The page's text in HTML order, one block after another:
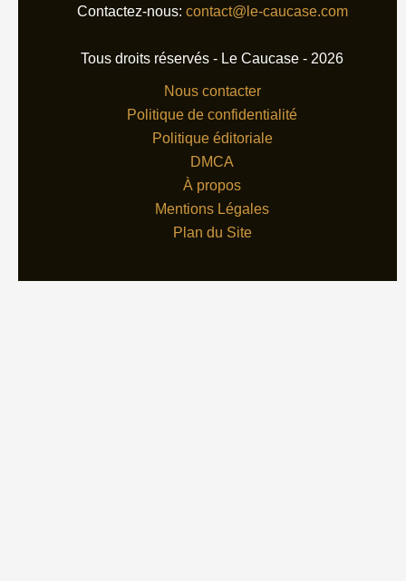
Contactez-nous: contact@le-caucase.com
Tous droits réservés - Le Caucase - 2026
Nous contacter
Politique de confidentialité
Politique éditoriale
DMCA
À propos
Mentions Légales
Plan du Site